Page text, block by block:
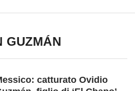
GUZMÁN
catturato Ovidio